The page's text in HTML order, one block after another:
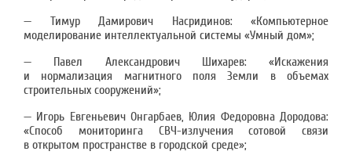
— Тимур Дамирович Насридинов: «Компьютерное
моделирование интеллектуальной системы «Умный дом»;
— Павел Александрович Шихарев: «Искажения
и нормализация магнитного поля Земли в объемах
строительных сооружений»;
— Игорь Евгеньевич Онгарбаев, Юлия Федоровна Дородова:
«Способ мониторинга СВЧ-излучения сотовой связи
в открытом пространстве в городской среде»;